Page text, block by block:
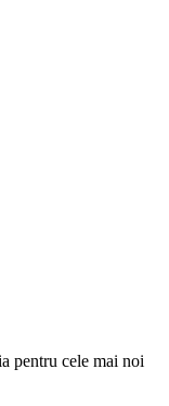
pentru cele mai noi